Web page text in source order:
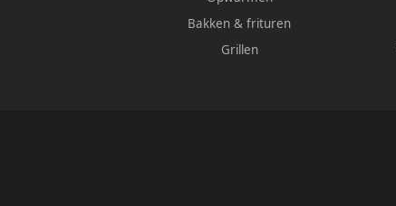
Bakken & frituren
Grillen